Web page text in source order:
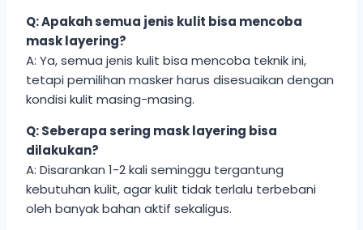
Q: Apakah semua jenis kulit bisa mencoba
mask layering?
A: Ya, semua jenis kulit bisa mencoba teknik ini,
tetapi pemilihan masker harus disesuaikan dengan
kondisi kulit masing-masing.
Q: Seberapa sering mask layering bisa
dilakukan?
A: Disarankan 1-2 kali seminggu tergantung
kebutuhan kulit, agar kulit tidak terlalu terbebani
oleh banyak bahan aktif sekaligus.